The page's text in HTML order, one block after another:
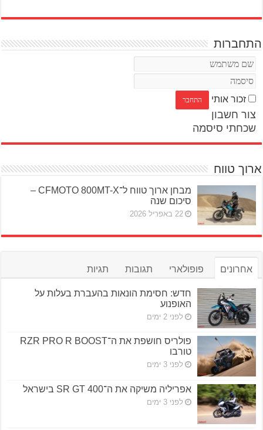
התחברות
זכור אותי
צור חשבון
שכחתי סיסמה
ארוך טווח
מבחן ארוך טווח ל־CFMOTO 800MT-X –
סיכום שנה
22 באפריל 2026
אחרונים פופולארי תגובות תגיות
חדש: חסימת הונאות בהעברת בעלות על
האופנוע
לפני 2 ימים
פולריס חושפת את ה־RZR PRO R BOOST
טורבו
לפני 3 ימים
אפריליה משיקה את ה־SR GT 400 בישראל
לפני 3 ימים